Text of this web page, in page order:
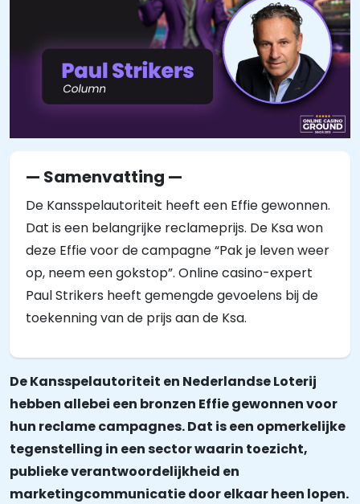
— Samenvatting —
De Kansspelautoriteit heeft een Effie gewonnen.
Dat is een belangrijke reclameprijs. De Ksa won
deze Effie voor de campagne “Pak je leven weer
op, neem een gokstop”. Online casino-expert
Paul Strikers heeft gemengde gevoelens bij de
toekenning van de prijs aan de Ksa.
De Kansspelautoriteit en Nederlandse Loterij
hebben allebei een bronzen Effie gewonnen voor
hun reclame campagnes. Dat is een opmerkelijke
tegenstelling in een sector waarin toezicht,
publieke verantwoordelijkheid en
marketingcommunicatie door elkaar heen lopen.